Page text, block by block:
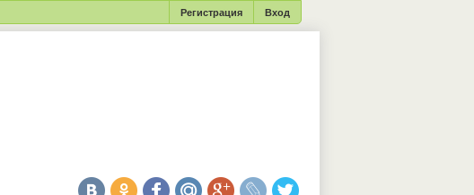
Вход
Регистрация